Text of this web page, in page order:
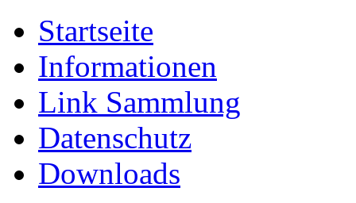
Startseite
Informationen
Link Sammlung
Datenschutz
Downloads